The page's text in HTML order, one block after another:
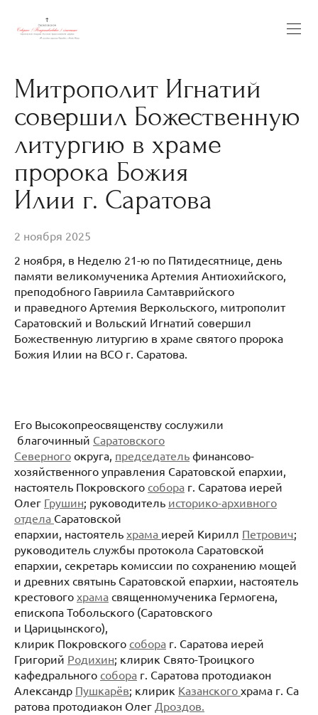
Митрополит Игнатий
совершил Божественную
литургию в храме
пророка Божия
Илии г. Саратова
2 ноября 2025
2 ноября, в Неделю 21-ю по Пятидесятнице, день
памяти великомученика Артемия Антиохийского,
преподобного Гавриила Самтаврийского
и праведного Артемия Веркольского, митрополит
Саратовский и Вольский Игнатий совершил
Божественную литургию в храме святого пророка
Божия Илии на ВСО г. Саратова.
Его Высокопреосвященству сослужили
благочинный Саратовского
Северного округа, председатель финансово-
хозяйственного управления Саратовской епархии,
настоятель Покровского собора г. Саратова иерей
Олег Грушин; руководитель историко-архивного
отдела Саратовской
епархии, настоятель храма иерей Кирилл Петрович;
руководитель службы протокола Саратовской
епархии, секретарь комиссии по сохранению мощей
и древних святынь Саратовской епархии, настоятель
крестового храма священномученика Гермогена,
епископа Тобольского (Саратовского
и Царицынского),
клирик Покровского собора г. Саратова иерей
Григорий Родихин; клирик Свято-Троицкого
кафедрального собора г. Саратова протодиакон
Александр Пушкарёв; клирик Казанского храма г. Са
ратова протодиакон Олег Дроздов.